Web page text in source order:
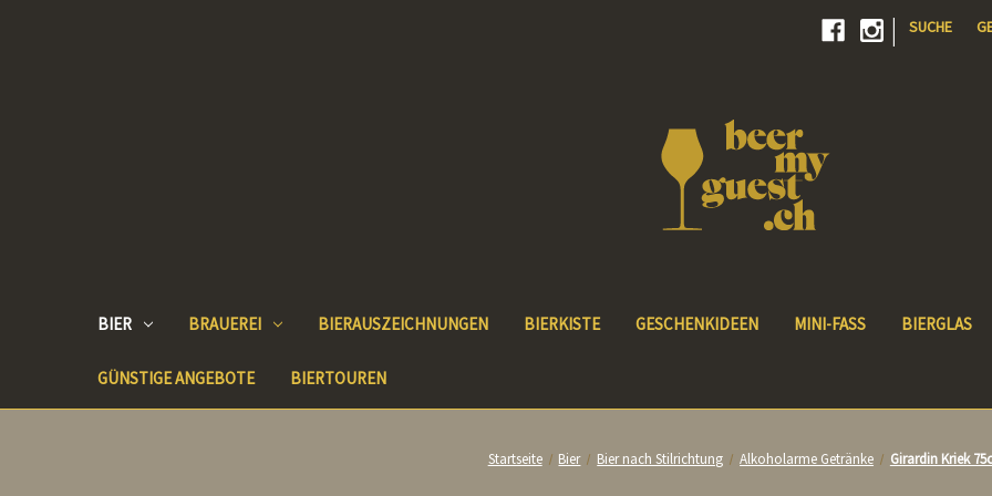
| SUCHE
BIER BRAUEREI BIERAUSZEICHNUNGEN BIERKISTE GESCHENKIDEEN MINI-FASS BIERGLAS
GÜNSTIGE ANGEBOTE BIERTOUREN
Startseite Bier Bier nach Stilrichtung Alkoholarme Getränke Girardin Kriek